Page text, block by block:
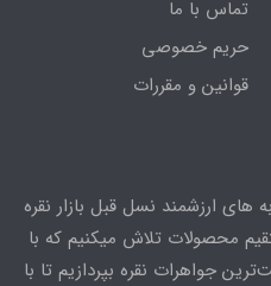
تماس با ما
حریم خصوصی
قوانین و مقررات
های ارزشمند نسل قبل بازار نقره
محصولات تلاش میکنیم که با
جواهرات نقره بپردازیم تا با